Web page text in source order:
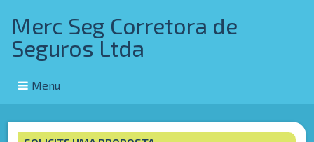
Merc Seg Corretora de
Seguros Ltda
Menu